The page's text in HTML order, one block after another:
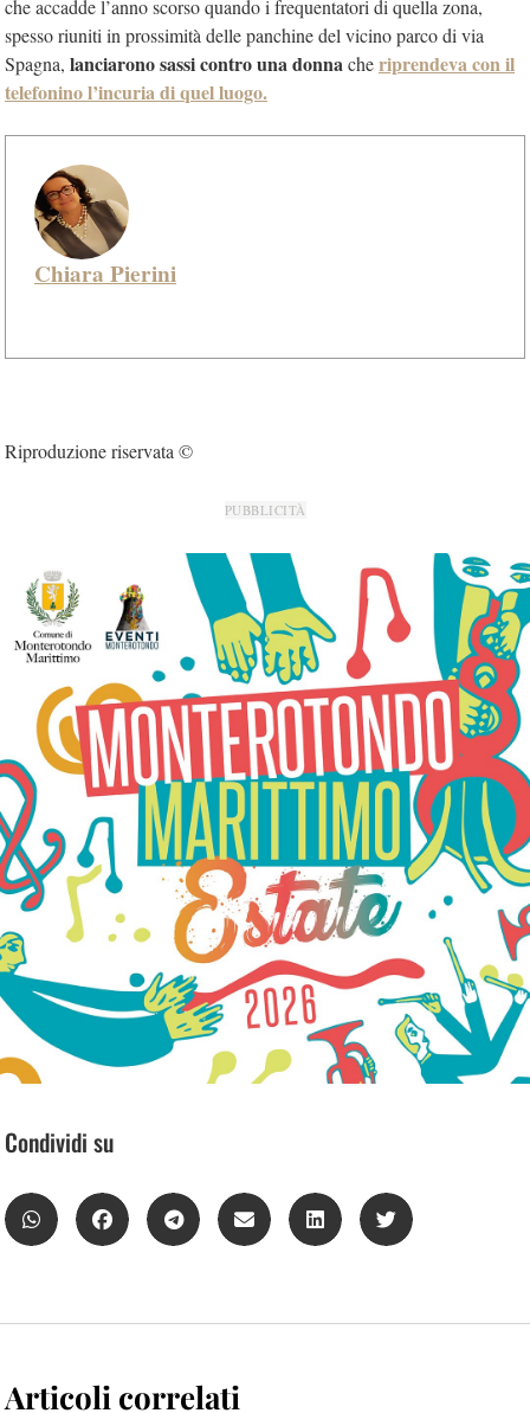
che accadde l’anno scorso quando i frequentatori di quella zona,
spesso riuniti in prossimità delle panchine del vicino parco di via
Spagna, lanciarono sassi contro una donnacheriprendeva con il
telefonino l’incuria di quel luogo.
Chiara Pierini
Riproduzione riservata ©
PUBBLICITÀ
Condividi su
Articoli correlati